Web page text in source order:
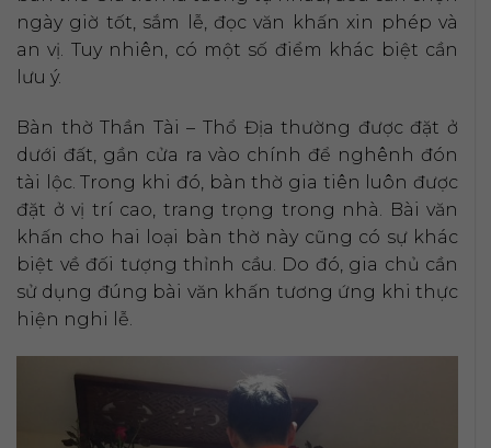
ngày giờ tốt, sắm lễ, đọc văn khấn xin phép và
an vị. Tuy nhiên, có một số điểm khác biệt cần
lưu ý.
Bàn thờ Thần Tài – Thổ Địa thường được đặt ở
dưới đất, gần cửa ra vào chính để nghênh đón
tài lộc. Trong khi đó, bàn thờ gia tiên luôn được
đặt ở vị trí cao, trang trọng trong nhà. Bài văn
khấn cho hai loại bàn thờ này cũng có sự khác
biệt về đối tượng thỉnh cầu. Do đó, gia chủ cần
sử dụng đúng bài văn khấn tương ứng khi thực
hiện nghi lễ.